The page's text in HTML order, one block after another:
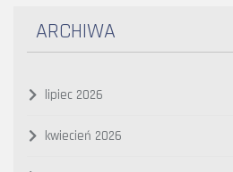
ARCHIWA
lipiec 2026
kwiecień 2026